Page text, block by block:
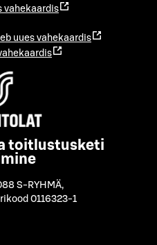
vahekaardis
uues vahekaardis
toitlustusketi
S-RYHMÄ,
0116323-1